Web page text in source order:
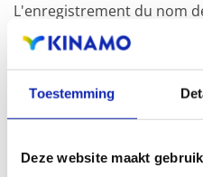
Toestemming
Deze website maakt
L'enregistrement du nom
extensions offre
les moteurs de recherche,
géographique et d'une
résultats de recherche
recherche.